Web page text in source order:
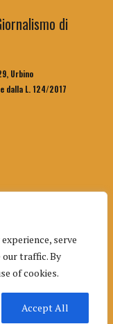
serve
traffic. By
of cookies.
Accept All
di
Urbino
dalla L. 124/2017